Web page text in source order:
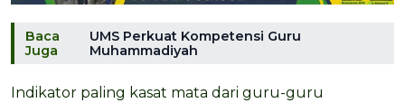
Baca
Juga
UMS Perkuat Kompetensi Guru
Muhammadiyah
Indikator paling kasat mata dari guru-guru